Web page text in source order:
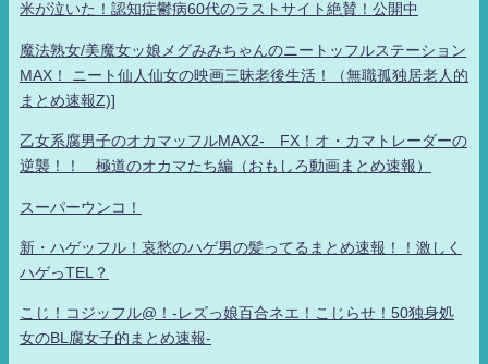
米が泣いた！認知症鬱病60代のラストサイト絶賛！公開中
魔法熟女/美魔女ッ娘メグみみちゃんのニートッフルステーション
MAX！ ニート仙人仙女の映画三昧老後生活！（無職孤独居老人的
まとめ速報Z)]
乙女系腐男子のオカマッフルMAX2- FX！オ・カマトレーダーの
逆襲！！ 極道のオカマたち編（おもしろ動画まとめ速報）
スーパーウンコ！
新・ハゲッフル！哀愁のハゲ男の髪ってるまとめ速報！！激しく
ハゲっTEL？
こじ！コジッフル@！-レズっ娘百合ネエ！こじらせ！50独身処
女のBL腐女子的まとめ速報-